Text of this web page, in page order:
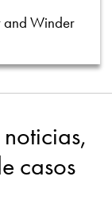
and Winder
casos